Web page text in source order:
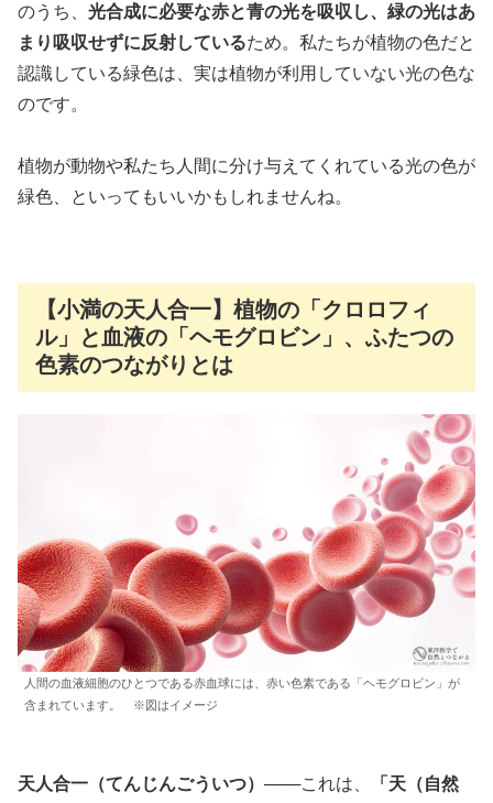
のうち、 光合成に必要な赤と青の光を吸収し、緑の光はあ
まり吸収せずに反射しているため。私たちが植物の色だと
認識している緑色は、実は植物が利用していない光の色な
のです。
植物が動物や私たち人間に分け与えてくれている光の色が
緑色、といってもいいかもしれませんね。
【小満の天人合一】植物の「クロロフィ
ル」と血液の「ヘモグロビン」、ふたつの
色素のつながりとは
人間の血液細胞のひとつである赤血球には、赤い色素である「ヘモグロビン」が
含まれています。 ※図はイメージ
天人合一（てんじんごういつ） ───これは、
「天（自然